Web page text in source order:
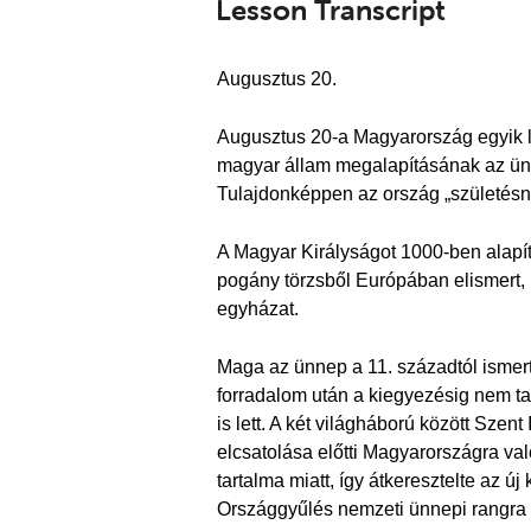
Lesson Transcript
Augusztus 20.
Augusztus 20-a Magyarország
magyar állam megalapításának az
Tulajdonképpen az ország
A Magyar Királyságot 1000-ben
pogány törzsből Európában
egyházat.
Maga az ünnep a 11. századtól
forradalom után a kiegyezésig nem
is lett. A két világháború között
elcsatolása előtti Magyarországra
tartalma miatt, így átkeresztelte az
Országgyűlés nemzeti ünnepi rangra